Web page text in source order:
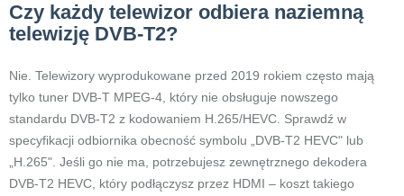
Czy każdy telewizor odbiera naziemną
telewizję DVB-T2?
Nie. Telewizory wyprodukowane przed 2019 rokiem często mają
tylko tuner DVB-T MPEG-4, który nie obsługuje nowszego
standardu DVB-T2 z kodowaniem H.265/HEVC. Sprawdź w
specyfikacji odbiornika obecność symbolu „DVB-T2 HEVC" lub
„H.265". Jeśli go nie ma, potrzebujesz zewnętrznego dekodera
DVB-T2 HEVC, który podłączysz przez HDMI – koszt takiego